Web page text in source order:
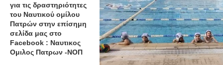
για τις δραστηριότητες
του Ναυτικού ομίλου
Πατρών στην επίσημη
σελίδα μας στο
Facebook : Ναυτικος
Ομιλος Πατρων -ΝΟΠ